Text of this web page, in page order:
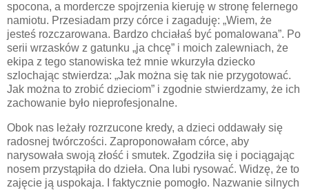
spocona, a mordercze spojrzenia kieruję w stronę felernego
namiotu. Przesiadam przy córce i zagaduję: „Wiem, że
jesteś rozczarowana. Bardzo chciałaś być pomalowana”. Po
serii wrzasków z gatunku „ja chcę” i moich zalewniach, że
ekipa z tego stanowiska też mnie wkurzyła dziecko
szlochając stwierdza: „Jak można się tak nie przygotować.
Jak można to zrobić dzieciom” i zgodnie stwierdzamy, że ich
zachowanie było nieprofesjonalne.
Obok nas leżały rozrzucone kredy, a dzieci oddawały się
radosnej twórczości. Zaproponowałam córce, aby
narysowała swoją złość i smutek. Zgodziła się i pociągając
nosem przystąpiła do dzieła. Ona lubi rysować. Widzę, że to
zajęcie ją uspokaja. I faktycznie pomogło. Nazwanie silnych